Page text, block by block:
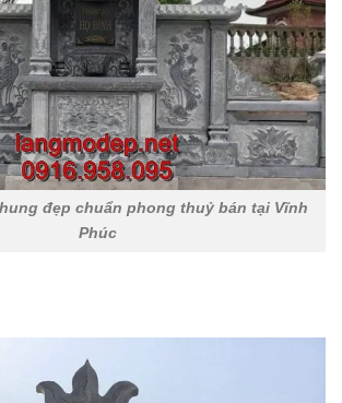
đẹp chuẩn phong thuỷ bán tại Vĩnh
Phúc